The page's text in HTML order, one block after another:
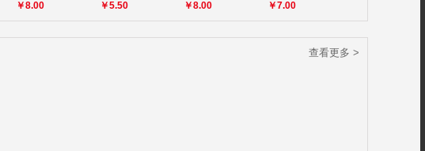
￥8.00 ￥5.50 ￥8.00 ￥7.00
查看更多 >